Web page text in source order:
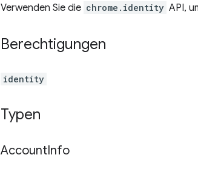
Verwenden Sie die chrome.identity API,
Berechtigungen
identity
Typen
AccountInfo